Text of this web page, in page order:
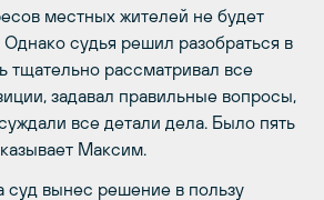
местных жителей не будет
Однако судья решил разобраться в
тщательно рассматривал все
задавал правильные вопросы,
все детали дела. Было пять
Максим.
суд вынес решение в пользу